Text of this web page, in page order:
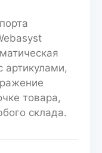
артикулами,
товара,
склада.